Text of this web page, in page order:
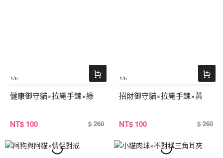
1/6
健康御守貓×拉繩手鍊×綠
NT$ 100 $ 260
1/6
招財御守貓×拉繩手鍊×黃
NT$ 100 $ 260